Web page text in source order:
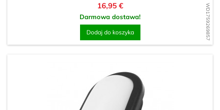
WD1759269857
Cena
16,95 €
Darmowa dostawa!
Dodaj do koszyka